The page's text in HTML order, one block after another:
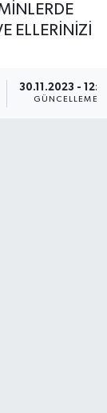
ELLERİNİZİ
30.11.2023 -
GÜNCELLEME